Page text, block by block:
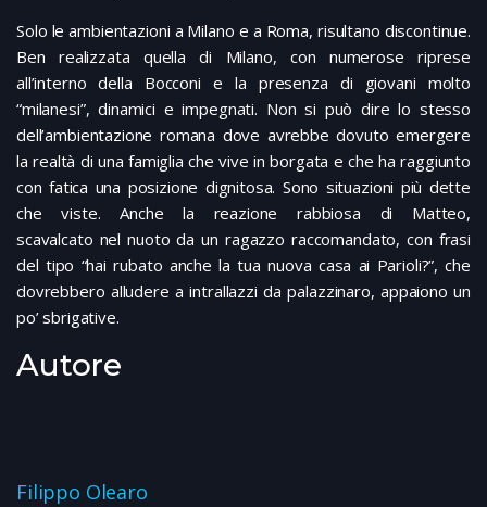
Solo le ambientazioni a Milano e a Roma, risultano discontinue.
Ben realizzata quella di Milano, con numerose riprese
all’interno della Bocconi e la presenza di giovani molto
“milanesi”, dinamici e impegnati. Non si può dire lo stesso
dell’ambientazione romana dove avrebbe dovuto emergere
la realtà di una famiglia che vive in borgata e che ha raggiunto
con fatica una posizione dignitosa. Sono situazioni più dette
che viste. Anche la reazione rabbiosa di Matteo,
scavalcato nel nuoto da un ragazzo raccomandato, con frasi
del tipo “hai rubato anche la tua nuova casa ai Parioli?”, che
dovrebbero alludere a intrallazzi da palazzinaro, appaiono un
po’ sbrigative.
Autore
Filippo Olearo